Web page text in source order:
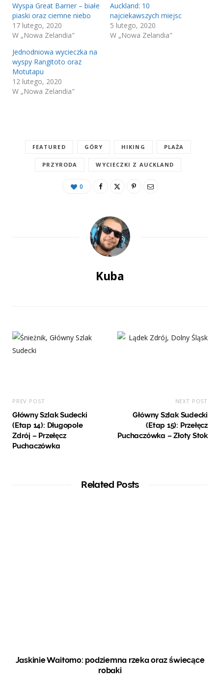
Wyspa Great Barrier – białe
piaski oraz ciemne niebo
17 lutego, 2020
W „Nowa Zelandia"
Auckland: 10
najciekawszych miejsc
5 lutego, 2020
W „Nowa Zelandia"
Jednodniowa wycieczka na
wyspy Rangitoto oraz
Motutapu
12 lutego, 2020
W „Nowa Zelandia"
FEATURED GÓRY HIKING PLAŻA
PRZYRODA WYCIECZKI Z AUCKLAND
0
Kuba
PREV POST
Główny Szlak Sudecki
(Etap 14): Długopole
Zdrój – Przełęcz
Puchaczówka
NEXT POST
Główny Szlak Sudecki
(Etap 15): Przełęcz
Puchaczówka – Złoty Stok
Related Posts
Jaskinie Waitomo: podziemna rzeka oraz świecące
robaki